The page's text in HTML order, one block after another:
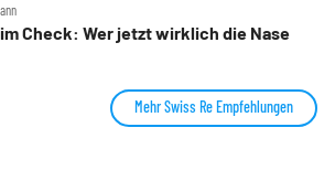
im Check: Wer jetzt wirklich die Nase
Mehr Swiss Re Empfehlungen